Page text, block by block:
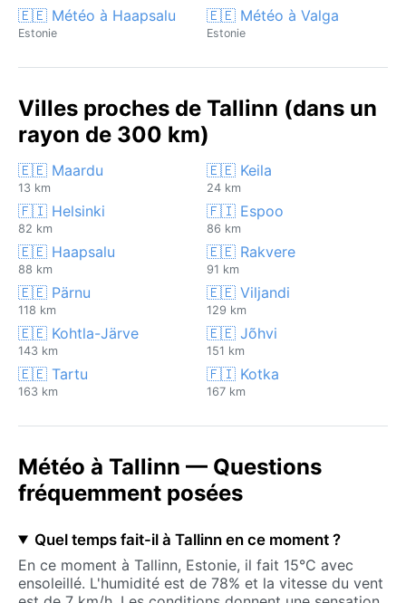
🇪🇪 Météo à Haapsalu
Estonie
🇪🇪 Météo à Valga
Estonie
Villes proches de Tallinn (dans un
rayon de 300 km)
🇪🇪 Maardu
13 km
🇪🇪 Keila
24 km
🇫🇮 Helsinki
82 km
🇫🇮 Espoo
86 km
🇪🇪 Haapsalu
88 km
🇪🇪 Rakvere
91 km
🇪🇪 Pärnu
118 km
🇪🇪 Viljandi
129 km
🇪🇪 Kohtla-Järve
143 km
🇪🇪 Jõhvi
151 km
🇪🇪 Tartu
163 km
🇫🇮 Kotka
167 km
Météo à Tallinn — Questions
fréquemment posées
Quel temps fait-il à Tallinn en ce moment ?
En ce moment à Tallinn, Estonie, il fait 15°C avec
ensoleillé. L'humidité est de 78% et la vitesse du vent